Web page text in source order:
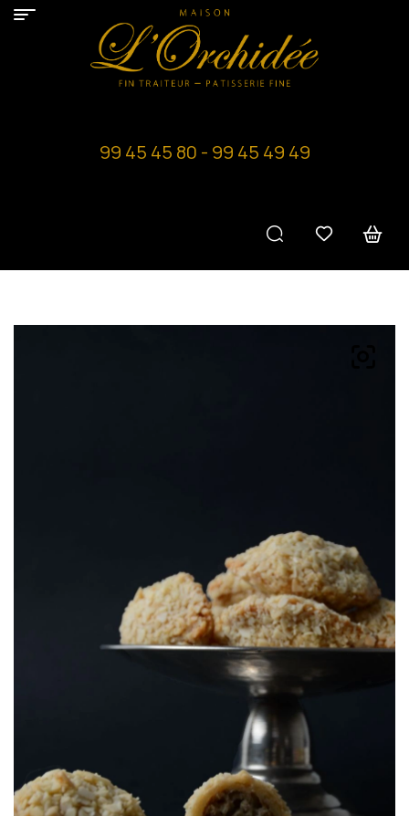
99 45 45 80 - 99 45 49 49